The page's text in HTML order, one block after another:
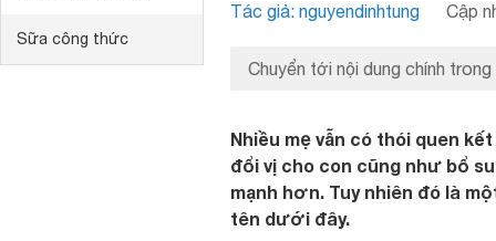
Sữa công thức
Tác giả: nguyendinhtung Cập
Chuyển tới nội dung chính trong
Nhiều mẹ vẫn có thói quen
đổi vị cho con cũng như bổ
mạnh hơn. Tuy nhiên đó là
tên dưới đây.